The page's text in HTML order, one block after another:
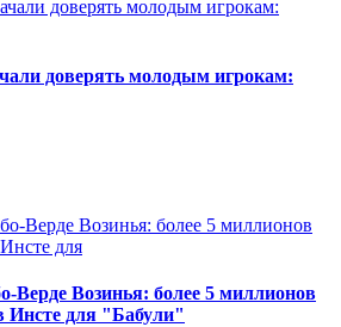
доверять молодым игрокам:
Верде Возинья: более 5 миллионов
Инсте для "Бабули"